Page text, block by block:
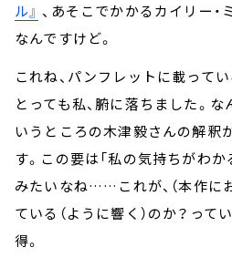
ル』 、あそこでかかるカイリー・
なんですけど。
これね、パンフレットに載って
とっても私、腑に落ちました。
いうところの木津毅さんの解釈
す。この要は「私の気持ちがわ
みたいなね……これが、（本作に
ている（ように響く）のか？って
得。